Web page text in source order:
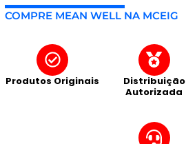
COMPRE MEAN WELL NA MCEIG
Produtos Originais
Distribuição
Autorizada